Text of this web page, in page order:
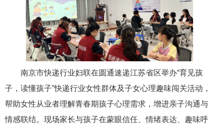
南京市快递行业妇联在圆通速递江苏省区举办“育见孩
子，读懂孩子”快递行业女性群体及子女心理趣味闯关活动，
帮助女性从业者理解青春期孩子心理需求，增进亲子沟通与
情感联结。现场家长与孩子在蒙眼信任、情绪表达、趣味呼